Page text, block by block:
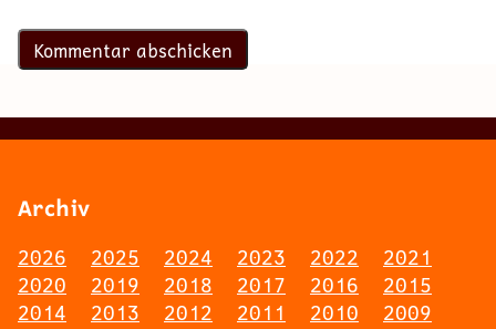
Archiv
2026 2025 2024 2023 2022
2021
2020
2019 2018 2017 2016
2015
2014
2013 2012 2011 2010 2009